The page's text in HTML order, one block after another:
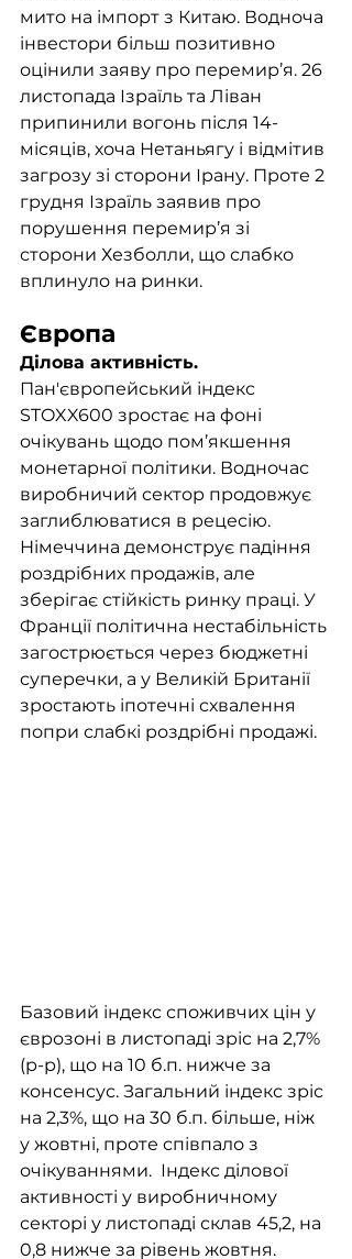
мито на імпорт з Китаю. Водноча
інвестори більш позитивно
оцінили заяву про перемир’я. 26
листопада Ізраїль та Ліван
припинили вогонь після 14-
місяців, хоча Нетаньягу і відмітив
загрозу зі сторони Ірану. Проте 2
грудня Ізраїль заявив про
порушення перемир’я зі
сторони Хезболли, що слабко
вплинуло на ринки.
Європа
Ділова активність.
Пан'європейський індекс
STOXX600 зростає на фоні
очікувань щодо пом’якшення
монетарної політики. Водночас
виробничий сектор продовжує
заглиблюватися в рецесію.
Німеччина демонструє падіння
роздрібних продажів, але
зберігає стійкість ринку праці. У
Франції політична нестабільність
загострюється через бюджетні
суперечки, а у Великій Британії
зростають іпотечні схвалення
попри слабкі роздрібні продажі.
Базовий індекс споживчих цін у
єврозоні в листопаді зріс на 2,7%
(р-р), що на 10 б.п. нижче за
консенсус. Загальний індекс зріс
на 2,3%, що на 30 б.п. більше, ніж
у жовтні, проте співпало з
очікуваннями.  Індекс ділової
активності у виробничному
секторі у листопаді склав 45,2, на
0,8 нижче за рівень жовтня.